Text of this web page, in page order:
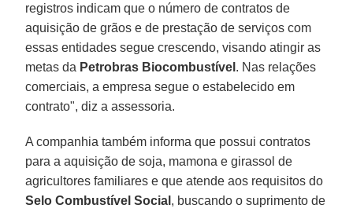
registros indicam que o número de contratos de
aquisição de grãos e de prestação de serviços com
essas entidades segue crescendo, visando atingir as
metas da Petrobras Biocombustível . Nas relações
comerciais, a empresa segue o estabelecido em
contrato", diz a assessoria.
A companhia também informa que possui contratos
para a aquisição de soja, mamona e girassol de
agricultores familiares e que atende aos requisitos do
Selo Combustível Social , buscando o suprimento de